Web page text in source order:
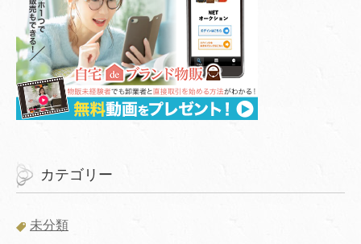
カテゴリー
未分類